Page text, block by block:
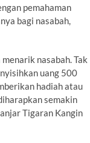
pemahaman
bagi nasabah,
nasabah. Tak
uang 500
hadiah atau
semakin
Tigaran Kangin